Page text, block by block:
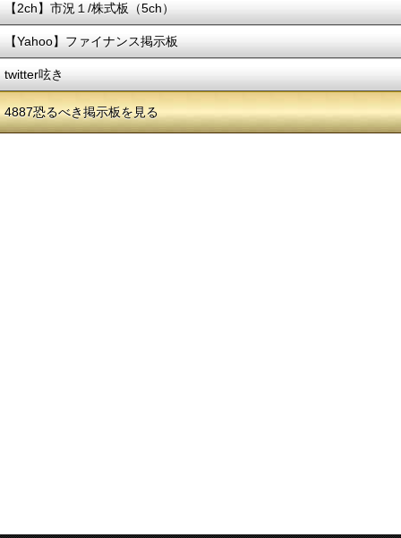
【2ch】市況１/株式板（5ch）
【Yahoo】ファイナンス掲示板
twitter呟き
4887恐るべき掲示板を見る